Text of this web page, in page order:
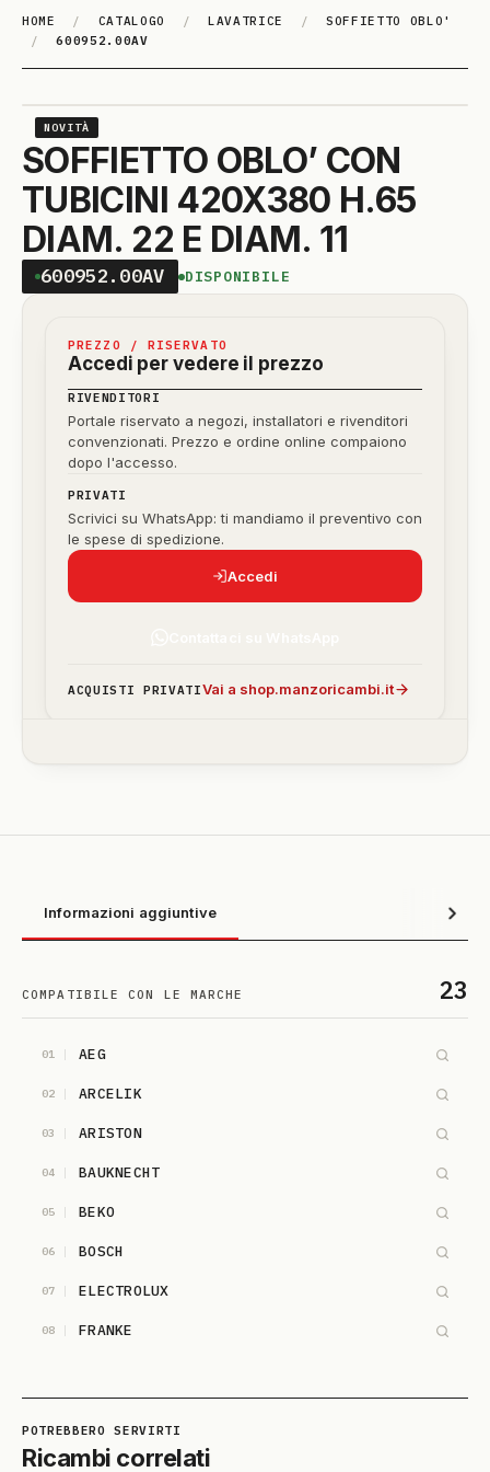
HOME / CATALOGO / LAVATRICE /
SOFFIETTO OBLO'
/
600952.00AV
NOVITÀ
SOFFIETTO OBLO’ CON
TUBICINI 420X380 H.65
DIAM. 22 E DIAM. 11
600952.00AV DISPONIBILE
PREZZO / RISERVATO
Accedi per vedere il prezzo
RIVENDITORI
Portale riservato a negozi, installatori e rivenditori
convenzionati. Prezzo e ordine online compaiono
dopo l'accesso.
PRIVATI
Scrivici su WhatsApp: ti mandiamo il preventivo con
le spese di spedizione.
Accedi
ACQUISTI PRIVATIVai a shop.manzoricambi.it
Informazioni aggiuntive
COMPATIBILE CON LE MARCHE 23
01 AEG
02 ARCELIK
03 ARISTON
04 BAUKNECHT
05 BEKO
06 BOSCH
07 ELECTROLUX
08 FRANKE
11 INDESIT
Ricambi correlati